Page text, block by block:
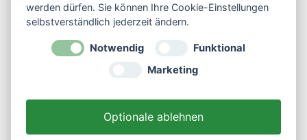
Service
AGB
Storno & Widerruf
werden dürfen. Sie können Ihre Cookie-Einstellungen
selbstverständlich jederzeit ändern.
Notwendig
Funktional
Marketing
Optionale ablehnen